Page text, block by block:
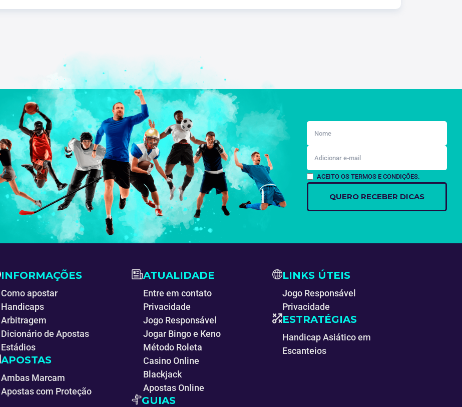
ACEITO OS TERMOS E CONDIÇÕES.
INFORMAÇÕES
Como apostar
Handicaps
Arbitragem
Dicionário de Apostas
Estádios
APOSTAS
Ambas Marcam
Apostas com Proteção
ATUALIDADE
Entre em contato
Privacidade
Jogo Responsável
Jogar Bingo e Keno
Método Roleta
Casino Online
Blackjack
Apostas Online
GUIAS
LINKS ÚTEIS
Jogo Responsável
Privacidade
ESTRATÉGIAS
Handicap Asiático em
Escanteios